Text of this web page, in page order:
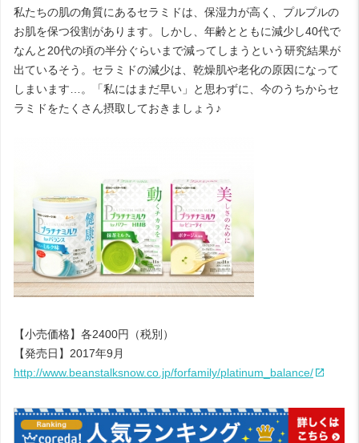
私たちの肌の角質にあるセラミドは、保湿力が高く、プルプルの
お肌を保つ役割があります。しかし、年齢とともに減少し40代で
なんと20代の頃の半分ぐらいまで減ってしまうという研究結果が
出ているそう。セラミドの減少は、乾燥肌や老化の原因になって
しまいます…。「私にはまだ早い」と思わずに、今のうちからセ
ラミドをたくさん摂取しておきましょう♪
【小売価格】各2400円（税別）
【発売日】2017年9月
http://www.beanstalksnow.co.jp/forfamily/platinum_balance/